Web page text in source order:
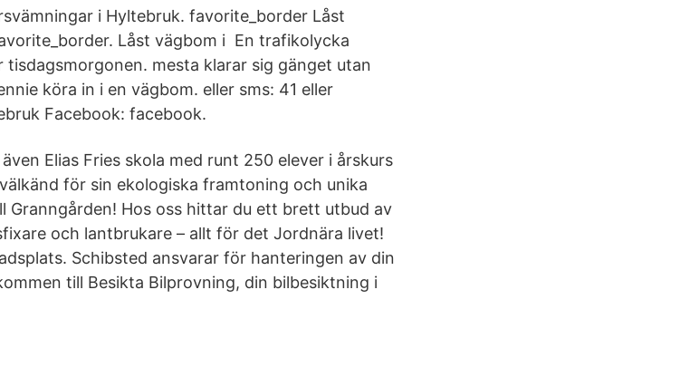
i Hyltebruk. favorite_border Låst
Låst vägbom i En trafikolycka
mesta klarar sig gänget utan
köra in i en vägbom. eller sms: 41 eller
Facebook: facebook.
Elias Fries skola med runt 250 elever i årskurs
för sin ekologiska framtoning och unika
Granngården! Hos oss hittar du ett brett utbud av
och lantbrukare – allt för det Jordnära livet!
Schibsted ansvarar för hanteringen av din
till Besikta Bilprovning, din bilbesiktning i